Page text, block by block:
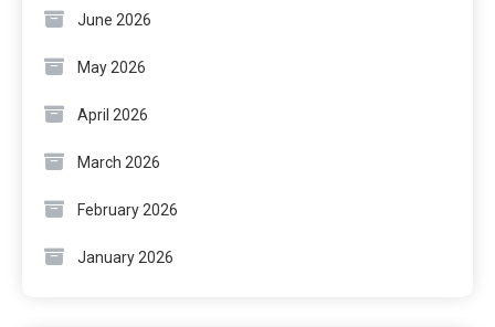
June 2026
May 2026
April 2026
March 2026
February 2026
January 2026